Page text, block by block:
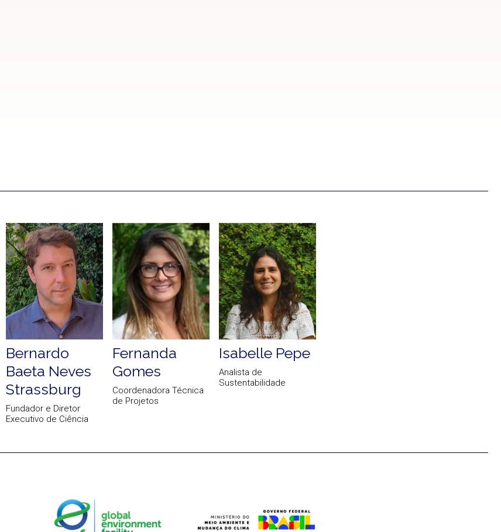
Bernardo
Baeta Neves
Strassburg
Fundador e Diretor
Executivo de Ciência
Fernanda
Gomes
Coordenadora Técnica
de Projetos
Isabelle Pepe
Analista de
Sustentabilidade